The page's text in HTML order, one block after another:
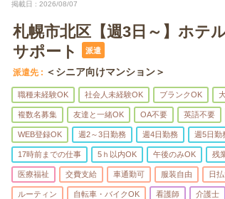
掲載日 2026/08/07
札幌市北区【週3日～】ホテ
サポート
派遣
派遣先 ＜シニア向けマンション＞
職種未経験OK 社会人未経験OK ブランクOK
複数名募集 友達と一緒OK OA不要 英語不要
WEB登録OK 週2～3日勤務 週4日勤務 週5日勤
17時前までの仕事 5ｈ以内OK 午後のみOK 残
医療福祉 交費支給 車通勤可 服装自由 日
ルーティン 自転車・バイクOK 看護師 介護士